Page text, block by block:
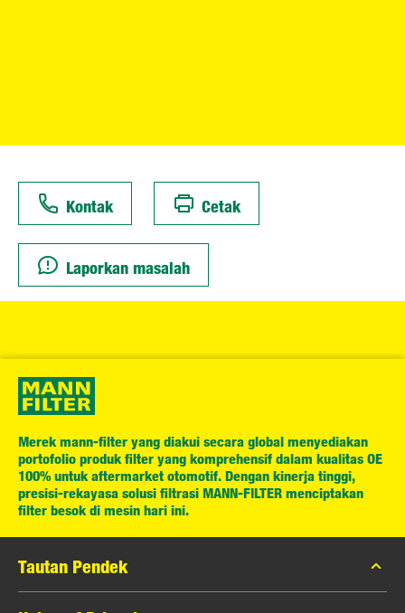
Kontak Cetak
Laporkan masalah
Merek mann-filter yang diakui secara global menyediakan
portofolio produk filter yang komprehensif dalam kualitas OE
100% untuk aftermarket otomotif. Dengan kinerja tinggi,
presisi-rekayasa solusi filtrasi MANN-FILTER menciptakan
filter besok di mesin hari ini.
Tautan Pendek